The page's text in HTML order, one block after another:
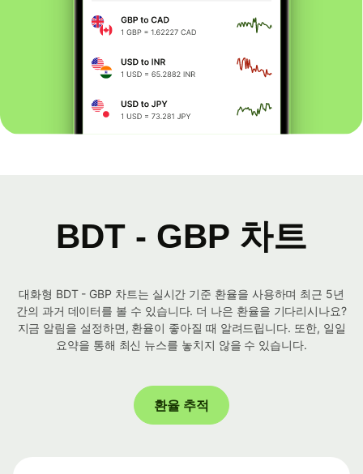
BDT - GBP 차트
대화형 BDT - GBP 차트는 실시간 기준 환율을 사용하며 최근 5년
간의 과거 데이터를 볼 수 있습니다. 더 나은 환율을 기다리시나요?
지금 알림을 설정하면, 환율이 좋아질 때 알려드립니다. 또한, 일일
요약을 통해 최신 뉴스를 놓치지 않을 수 있습니다.
환율 추적